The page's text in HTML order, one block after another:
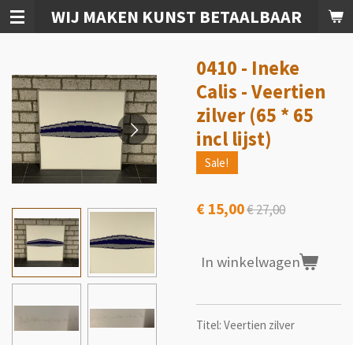
Ga
direct
hoofdinhoud
WIJ MAKEN KUNST BETAALBAAR
0410 - Ineke
Calis - Veertien
zilver (65 * 65
incl lijst)
Sale!
€ 15,00€ 27,00
In winkelwagen
Titel: Veertien zilver